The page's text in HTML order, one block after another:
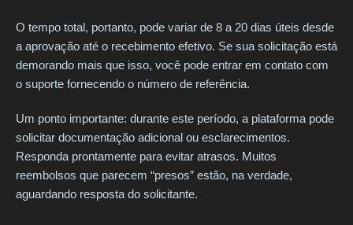
O tempo total, portanto, pode variar de 8 a 20 dias úteis desde
a aprovação até o recebimento efetivo. Se sua solicitação está
demorando mais que isso, você pode entrar em contato com
o suporte fornecendo o número de referência.
Um ponto importante: durante este período, a plataforma pode
solicitar documentação adicional ou esclarecimentos.
Responda prontamente para evitar atrasos. Muitos
reembolsos que parecem “presos” estão, na verdade,
aguardando resposta do solicitante.